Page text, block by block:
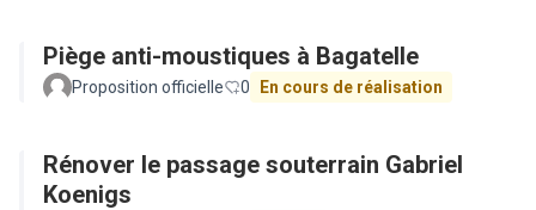
Piège anti-moustiques à Bagatelle
Proposition officielle 0 En cours de réalisation
Rénover le passage souterrain Gabriel
Koenigs